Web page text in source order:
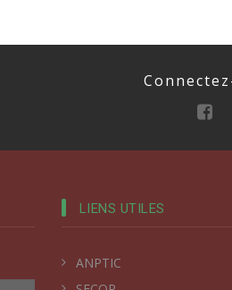
LIENS UTILES
ANPTIC